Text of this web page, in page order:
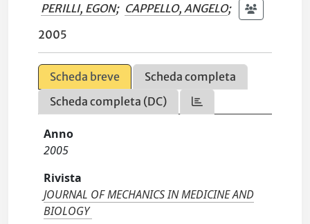
PERILLI, EGON; CAPPELLO, ANGELO;
2005
Scheda breve
Scheda completa
Scheda completa (DC)
Anno
2005
Rivista
JOURNAL OF MECHANICS IN MEDICINE AND
BIOLOGY